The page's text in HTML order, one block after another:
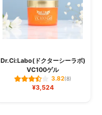
Dr.Ci:Labo(ドクターシーラボ)
VC100ゲル
3.82(8)
¥3,524